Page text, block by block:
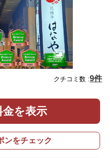
クチコミ数 :9件
金を表示
ンをチェック